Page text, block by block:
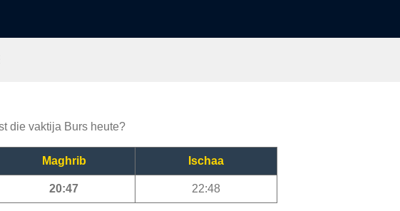
die vaktija Burs heute?
Maghrib Ischaa
20:47 22:48